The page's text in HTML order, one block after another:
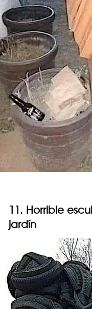
11. Horrible
jardín